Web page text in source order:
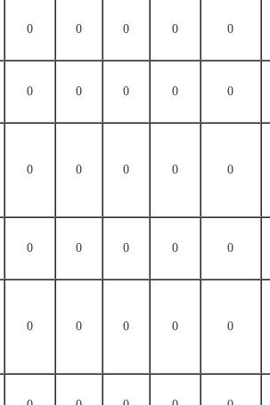
0 0 0 0 0
0 0 0 0 0
0 0 0 0 0
0 0 0 0 0
0 0 0 0 0